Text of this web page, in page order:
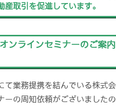
産取引を促進しています。
ンラインセミナーのご案
て業務提携を結んでいる株式
ーの周知依頼がございました